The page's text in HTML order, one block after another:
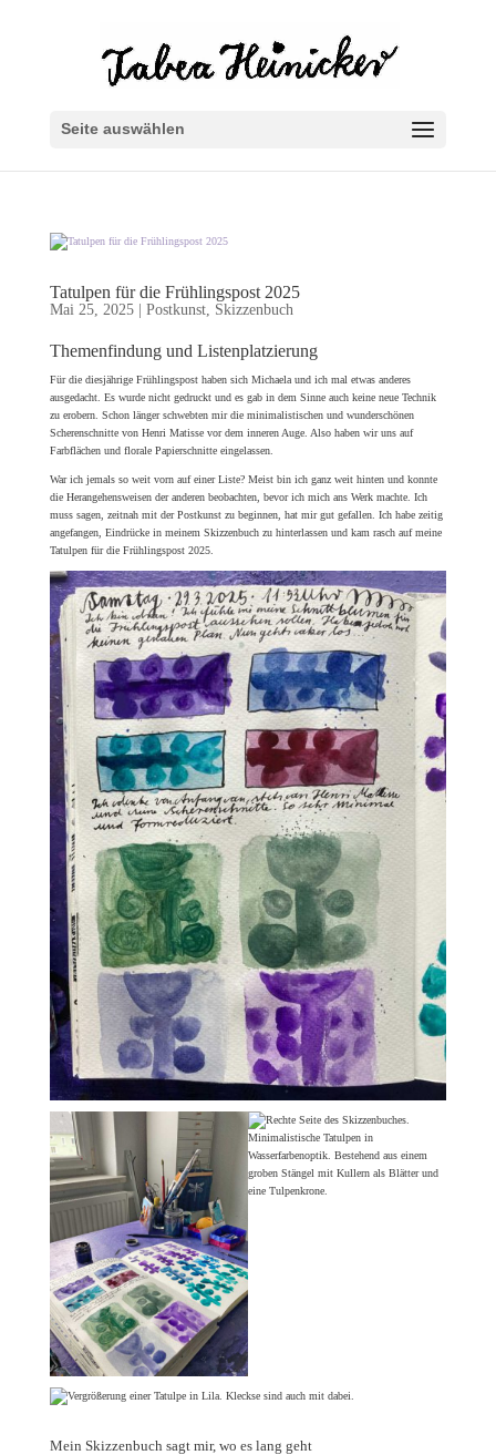
Seite auswählen
Tatulpen für die Frühlingspost 2025
Mai 25, 2025| Postkunst, Skizzenbuch
Themenfindung und Listenplatzierung
Für die diesjährige Frühlingspost haben sich Michaela und ich mal etwas anderes
ausgedacht. Es wurde nicht gedruckt und es gab in dem Sinne auch keine neue Technik
zu erobern. Schon länger schwebten mir die minimalistischen und wunderschönen
Scherenschnitte von Henri Matisse vor dem inneren Auge. Also haben wir uns auf
Farbflächen und florale Papierschnitte eingelassen.
War ich jemals so weit vorn auf einer Liste? Meist bin ich ganz weit hinten und konnte
die Herangehensweisen der anderen beobachten, bevor ich mich ans Werk machte. Ich
muss sagen, zeitnah mit der Postkunst zu beginnen, hat mir gut gefallen. Ich habe zeitig
angefangen, Eindrücke in meinem Skizzenbuch zu hinterlassen und kam rasch auf meine
Tatulpen für die Frühlingspost 2025.
Mein Skizzenbuch sagt mir, wo es lang geht